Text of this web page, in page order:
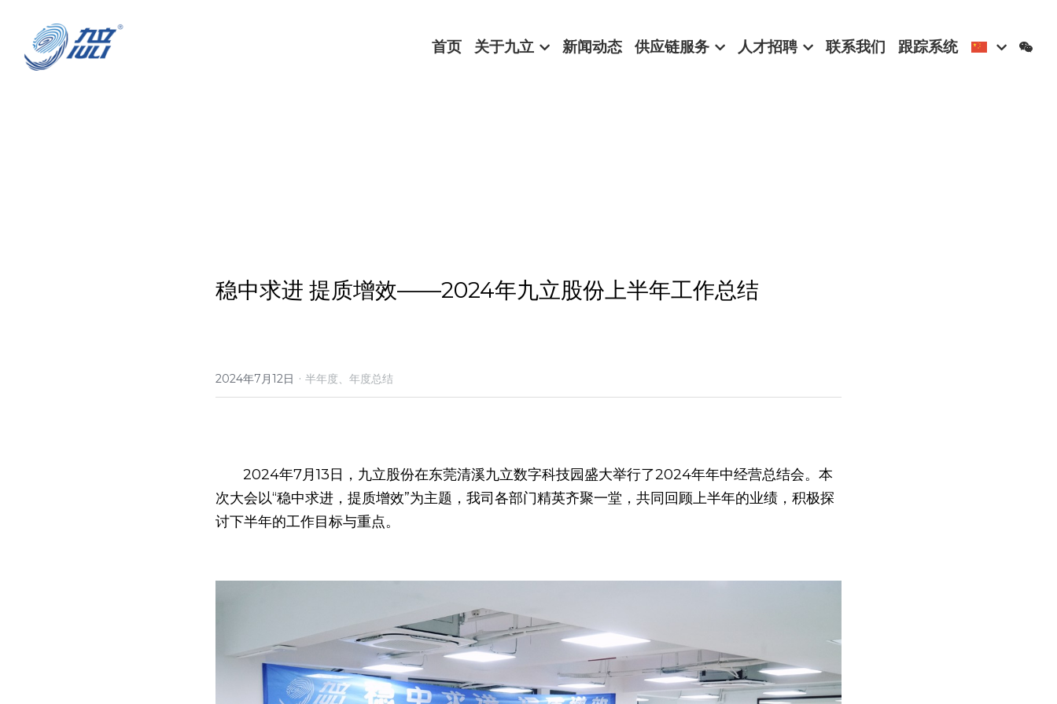
首页 关于九立 新闻动态 供应链服务 人才招聘 联系我们 跟踪系统
稳中求进 提质增效——2024年九立股份上半年工作总结
2024年7月12日 · 半年度、年度总结
次大会以“稳中求进，提质增效”为主题，我司各部门精英齐聚一堂，共同回顾上半年的业绩，积极探
讨下半年的工作目标与重点。